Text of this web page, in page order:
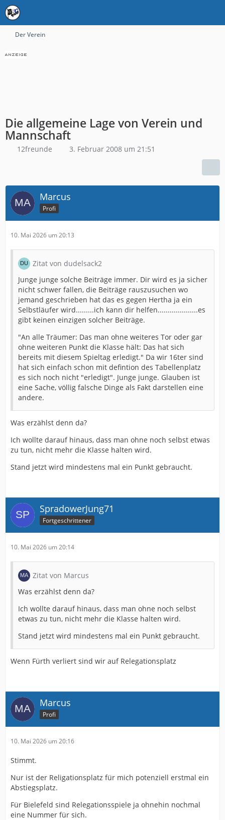
Der Verein
Die allgemeine Lage von Verein und
Mannschaft
12freunde 3. Februar 2008 um 21:51
Marcus
Profi
10. Mai 2026 um 20:13
Zitat von dudelsack2
Junge junge solche Beiträge immer. Dir wird es ja sicher
nicht schwer fallen, die Beiträge rauszusuchen wo
jemand geschrieben hat das es gegen Hertha ja ein
Selbstläufer wird.........ich kann dir helfen....................es
gibt keinen einzigen solcher Beiträge.
"An alle Träumer: Das man ohne weiteres Tor oder gar
ohne weiteren Punkt die Klasse hält: Das hat sich
bereits mit diesem Spieltag erledigt." Da wir 16ter sind
hat sich einfach schon mit defintion des Tabellenplatz
es sich noch nicht "erledigt". Junge junge. Glauben ist
eine Sache, völlig falsche Dinge als Fakt darstellen eine
andere.
Was erzählst denn da?
Ich wollte darauf hinaus, dass man ohne noch selbst etwas
zu tun, nicht mehr die Klasse halten wird.
Stand jetzt wird mindestens mal ein Punkt gebraucht.
SpradowerJung71
Fortgeschrittener
10. Mai 2026 um 20:14
Zitat von Marcus
Was erzählst denn da?
Ich wollte darauf hinaus, dass man ohne noch selbst
etwas zu tun, nicht mehr die Klasse halten wird.
Stand jetzt wird mindestens mal ein Punkt gebraucht.
Wenn Fürth verliert sind wir auf Relegationsplatz
Marcus
Profi
10. Mai 2026 um 20:16
Stimmt.
Nur ist der Religationsplatz für mich potenziell erstmal ein
Abstiegsplatz.
Für Bielefeld sind Relegationsspiele ja ohnehin nochmal
eine Nummer für sich.